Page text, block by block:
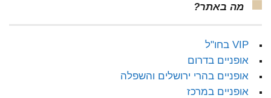
מה באתר?
VIP בחו"ל
אופניים בדרום
אופניים בהרי ירושלים והשפלה
אופניים במרכז